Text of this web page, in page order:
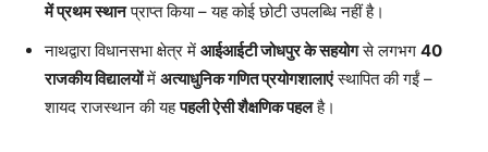
में प्रथम स्थानप्राप्त किया – यह कोई छोटी उपलब्धि नहीं है।
नाथद्वारा विधानसभा क्षेत्र में आईआईटी जोधपुर के सहयोगसे लगभग 40
राजकीय विद्यालयोंमें अत्याधुनिक गणित प्रयोगशालाएंस्थापित की गईं –
शायद राजस्थान की यहपहली ऐसी शैक्षणिक पहलहै।